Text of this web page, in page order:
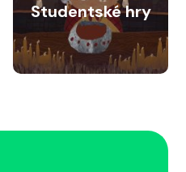
Studentské hry